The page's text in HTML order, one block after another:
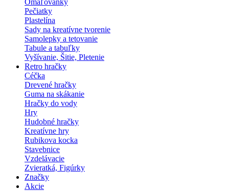
Omaľovánky
Pečiatky
Plastelína
Sady na kreatívne tvorenie
Samolepky a tetovanie
Tabule a tabuľky
Vyšívanie, Šitie, Pletenie
Retro hračky
Céčka
Drevené hračky
Guma na skákanie
Hračky do vody
Hry
Hudobné hračky
Kreatívne hry
Rubikova kocka
Stavebnice
Vzdelávacie
Zvieratká, Figúrky
Značky
Akcie